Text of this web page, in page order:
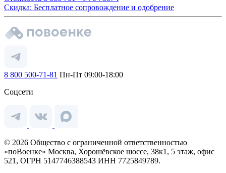
Скидка: Бесплатное сопровождение и одобрение
8 800 500-71-81 Пн-Пт 09:00-18:00
Соцсети
© 2026 Общество с ограниченной ответственностью
«поВоенке» Москва, Хорошёвское шоссе, 38к1, 5 этаж, офис
521, ОГРН 5147746388543 ИНН 7725849789.